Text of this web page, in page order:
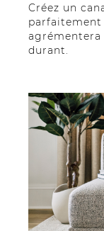
Créez un
parfaitement
agrémentera
durant.